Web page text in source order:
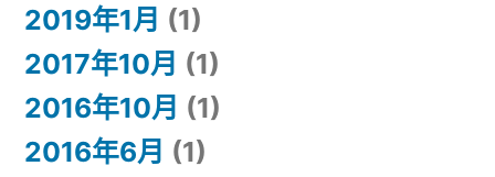
2019年1月 (1)
2017年10月 (1)
2016年10月 (1)
2016年6月 (1)